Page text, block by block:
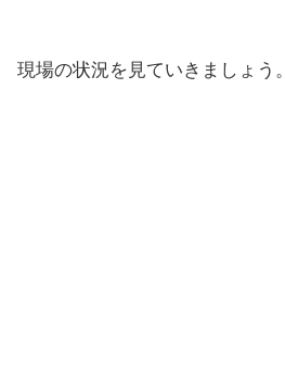
現場の状況を見ていきましょう。